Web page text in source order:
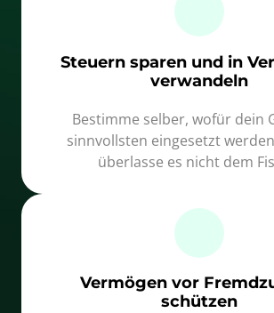
Steuern sparen und in
verwandeln
Bestimme selber, wofür dein
sinnvollsten eingesetzt
überlasse es nicht dem
Vermögen vor
schützen